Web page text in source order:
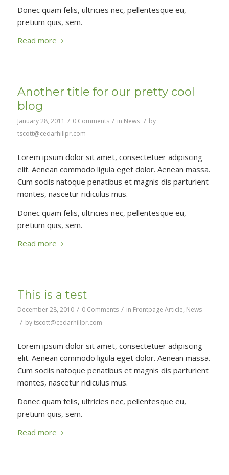
Donec quam felis, ultricies nec, pellentesque eu,
pretium quis, sem.
Read more
Another title for our pretty cool
blog
January 28, 2011 / 0 Comments / in News / by
tscott@cedarhillpr.com
Lorem ipsum dolor sit amet, consectetuer adipiscing
elit. Aenean commodo ligula eget dolor. Aenean massa.
Cum sociis natoque penatibus et magnis dis parturient
montes, nascetur ridiculus mus.
Donec quam felis, ultricies nec, pellentesque eu,
pretium quis, sem.
Read more
This is a test
December 28, 2010 / 0 Comments / in Frontpage Article, News
/ bytscott@cedarhillpr.com
Lorem ipsum dolor sit amet, consectetuer adipiscing
elit. Aenean commodo ligula eget dolor. Aenean massa.
Cum sociis natoque penatibus et magnis dis parturient
montes, nascetur ridiculus mus.
Donec quam felis, ultricies nec, pellentesque eu,
pretium quis, sem.
Read more